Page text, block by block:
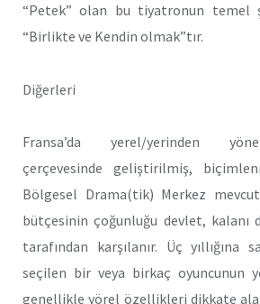
“Petek” olan bu tiyatronun temel
“Birlikte ve Kendin olmak”tır.
Diğerleri
Fransa’da yerel/yerinden
çerçevesinde geliştirilmiş,
Bölgesel Drama(tik) Merkez
bütçesinin çoğunluğu devlet, kalanı
tarafından karşılanır. Üç yıllığına
seçilen bir veya birkaç oyuncunun
genellikle yörel özellikleri dikkate